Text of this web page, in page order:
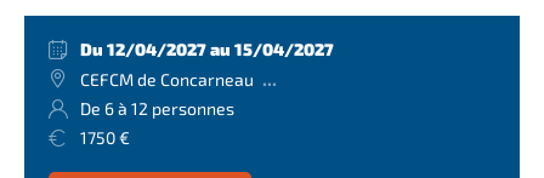
Du 12/04/2027 au 15/04/2027
CEFCM de Concarneau ...
De 6 à 12 personnes
1750 €